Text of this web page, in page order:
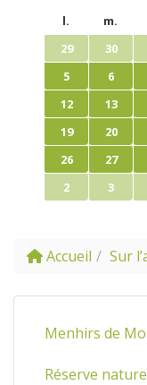
l.
m.
29
30
5
6
12
13
19
20
26
27
2
3
Accueil Sur
Menhirs de
Réserve